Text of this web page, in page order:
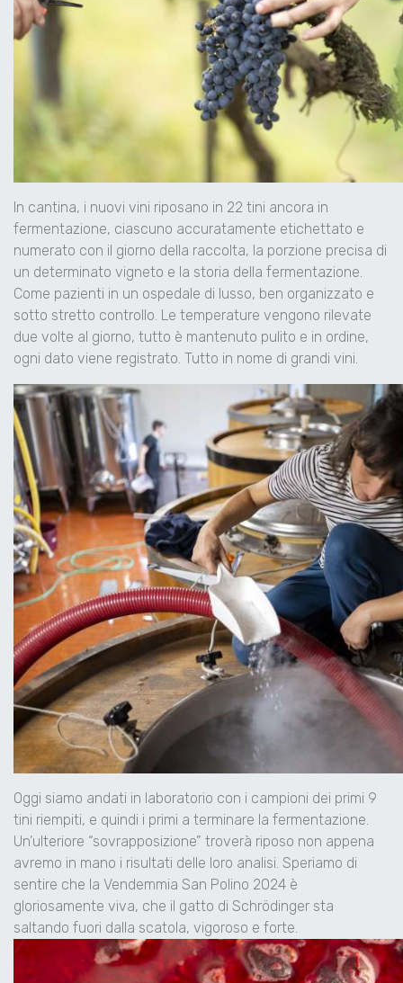
In cantina, i nuovi vini riposano in 22 tini ancora in
fermentazione, ciascuno accuratamente etichettato e
numerato con il giorno della raccolta, la porzione precisa di
un determinato vigneto e la storia della fermentazione.
Come pazienti in un ospedale di lusso, ben organizzato e
sotto stretto controllo. Le temperature vengono rilevate
due volte al giorno, tutto è mantenuto pulito e in ordine,
ogni dato viene registrato. Tutto in nome di grandi vini.
Oggi siamo andati in laboratorio con i campioni dei primi 9
tini riempiti, e quindi i primi a terminare la fermentazione.
Un’ulteriore “sovrapposizione” troverà riposo non appena
avremo in mano i risultati delle loro analisi. Speriamo di
sentire che la Vendemmia San Polino 2024 è
gloriosamente viva, che il gatto di Schrödinger sta
saltando fuori dalla scatola, vigoroso e forte.